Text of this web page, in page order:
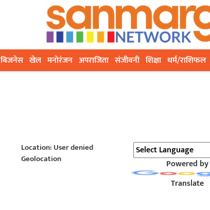
बिजनेस खेल मनोरंजन अपराजिता संजीवनी शिक्षा धर्म/राशिफल
Location: User denied
Geolocation
Powered by
Translate